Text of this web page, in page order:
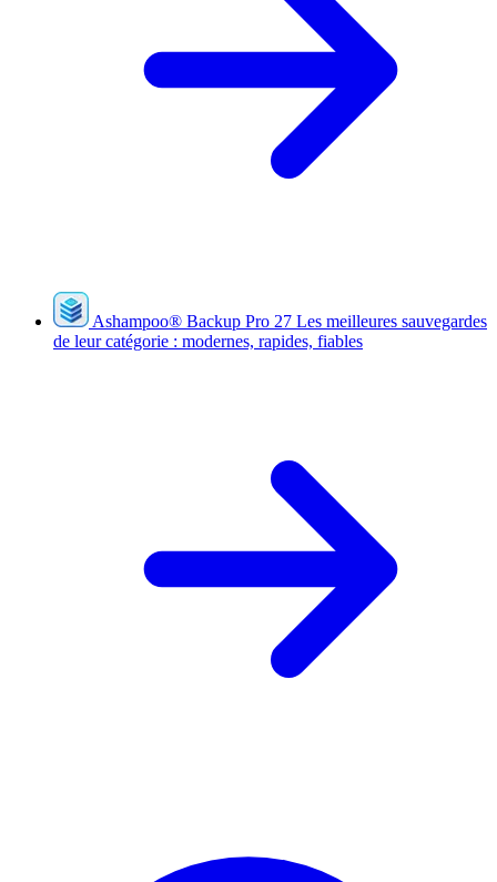
Ashampoo® Backup Pro 27 Les meilleures sauvegardes
de leur catégorie : modernes, rapides, fiables